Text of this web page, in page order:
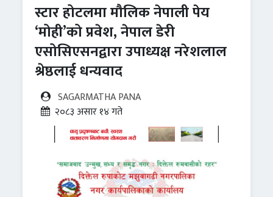
स्टार होटलमा मौलिक नेपाली पेय
‘मोही’को प्रवेश, नेपाल डेरी
एसोसिएसनद्वारा उपाध्यक्ष नरेशलाल
श्रेष्ठलाई धन्यवाद
SAGARMATHA PANA
२०८३ असार १४ गते